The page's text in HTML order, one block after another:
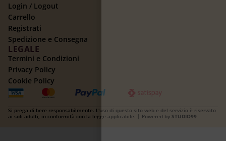
Login / Logout
Carrello
Registrati
Spedizione e Consegna
LEGALE
Termini e Condizioni
Privacy Policy
Cookie Policy
Si prega di bere responsabilmente. L'uso di questo sito web e del servizio è riservato
ai soli adulti, in conformità con la legge applicabile. | Powered by STUDIO99